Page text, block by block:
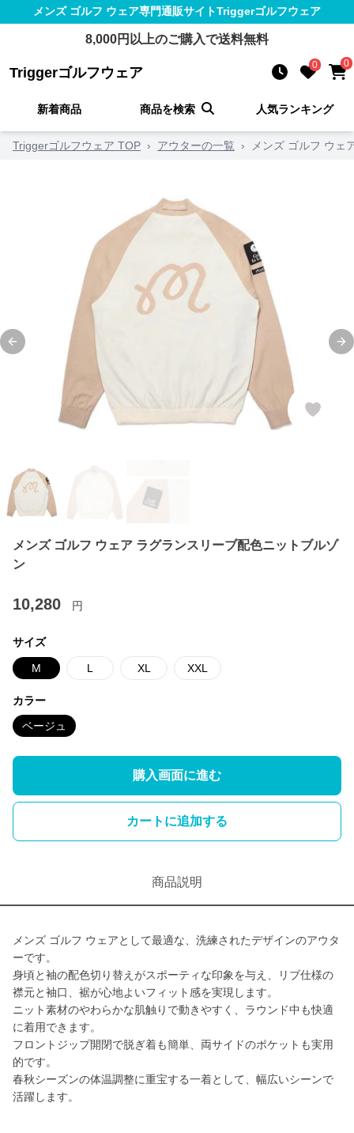
メンズ ゴルフ ウェア専門通販サイトTriggerゴルフウェア
8,000円以上のご購入で送料無料
Triggerゴルフウェア 0 0
新着商品 商品を検索 人気ランキング
Triggerゴルフウェア TOP › アウターの一覧 › メンズ ゴルフ ウェ
Previous slide
メンズ ゴルフ ウェア ラグランスリーブ配色ニットブルゾ
ン
10,280 円
サイズ
M L XL XXL
カラー
ベージュ
購入画面に進む
カートに追加する
商品説明
メンズ ゴルフ ウェアとして最適な、洗練されたデザインのアウタ
ーです。
身頃と袖の配色切り替えがスポーティな印象を与え、リブ仕様の
襟元と袖口、裾が心地よいフィット感を実現します。
ニット素材のやわらかな肌触りで動きやすく、ラウンド中も快適
に着用できます。
フロントジップ開閉で脱ぎ着も簡単、両サイドのポケットも実用
的です。
春秋シーズンの体温調整に重宝する一着として、幅広いシーンで
活躍します。